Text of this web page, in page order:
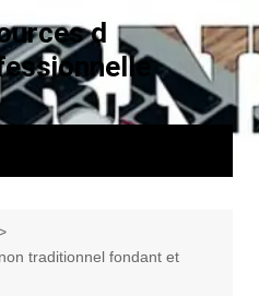
d
traditionnel fondant et